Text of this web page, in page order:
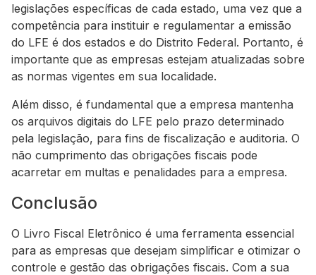
legislações específicas de cada estado, uma vez que a
competência para instituir e regulamentar a emissão
do LFE é dos estados e do Distrito Federal. Portanto, é
importante que as empresas estejam atualizadas sobre
as normas vigentes em sua localidade.
Além disso, é fundamental que a empresa mantenha
os arquivos digitais do LFE pelo prazo determinado
pela legislação, para fins de fiscalização e auditoria. O
não cumprimento das obrigações fiscais pode
acarretar em multas e penalidades para a empresa.
Conclusão
O Livro Fiscal Eletrônico é uma ferramenta essencial
para as empresas que desejam simplificar e otimizar o
controle e gestão das obrigações fiscais. Com a sua